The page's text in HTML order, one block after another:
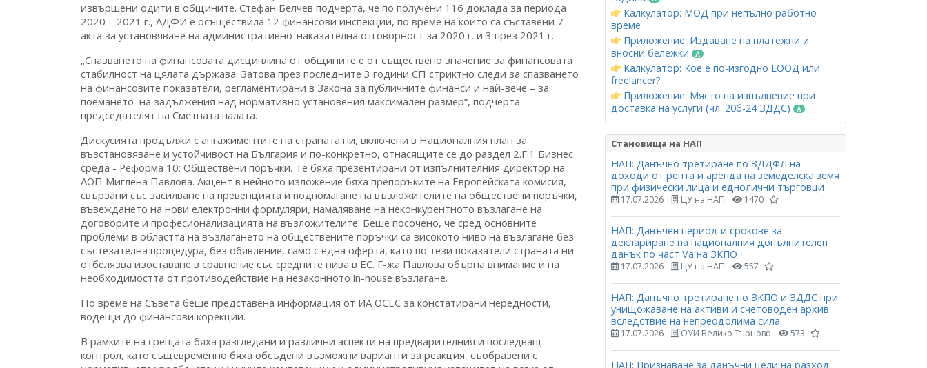
извършени одити в общините. Стефан Белчев подчерта, че по получени 116 доклада за периода
2020 – 2021 г., АДФИ е осъществила 12 финансови инспекции, по време на които са съставени 7
акта за установяване на административно-наказателна отговорност за 2020 г. и 3 през 2021 г.
„Спазването на финансовата дисциплина от общините е от съществено значение за финансовата
стабилност на цялата държава. Затова през последните 3 години СП стриктно следи за спазването
на финансовите показатели, регламентирани в Закона за публичните финанси и най-вече – за
поемането на задължения над нормативно установения максимален размер“, подчерта
председателят на Сметната палата.
Дискусията продължи с ангажиментите на страната ни, включени в Националния план за
възстановяване и устойчивост на България и по-конкретно, отнасящите се до раздел 2.Г.1 Бизнес
среда - Реформа 10: Обществени поръчки. Те бяха презентирани от изпълнителния директор на
АОП Миглена Павлова. Акцент в нейното изложение бяха препоръките на Европейската комисия,
свързани със засилване на превенцията и подпомагане на възложителите на обществени поръчки,
въвеждането на нови електронни формуляри, намаляване на неконкурентното възлагане на
договорите и професионализацията на възложителите. Беше посочено, че сред основните
проблеми в областта на възлагането на обществените поръчки са високото ниво на възлагане без
състезателна процедура, без обявление, само с една оферта, като по тези показатели страната ни
отбелязва изоставане в сравнение със средните нива в ЕС. Г-жа Павлова обърна внимание и на
необходимостта от противодействие на незаконното in-house възлагане.
По време на Съвета беше представена информация от ИА ОСЕС за констатирани нередности,
водещи до финансови корекции.
В рамките на срещата бяха разгледани и различни аспекти на предварителния и последващ
контрол, като същевременно бяха обсъдени възможни варианти за реакция, съобразени с
Калкулатор: МОД при непълно работно
време
Приложение: Издаване на платежни и
вносни бележки
Калкулатор: Кое е по-изгодно ЕООД или
freelancer?
Приложение: Място на изпълнение при
доставка на услуги (чл. 20б-24 ЗДДС)
Становища на НАП
НАП: Данъчно третиране по ЗДДФЛ на
доходи от рента и аренда на земеделска земя
при физически лица и еднолични търговци
17.07.2026 ЦУ на НАП 1470
НАП: Данъчен период и срокове за
деклариране на националния допълнителен
данък по част Vа на ЗКПО
17.07.2026 ЦУ на НАП 557
НАП: Данъчно третиране по ЗКПО и ЗДДС при
унищожаване на активи и счетоводен архив
вследствие на непреодолима сила
17.07.2026 ОУИ Велико Търново 573
НАП: Признаване за данъчни цели на разход